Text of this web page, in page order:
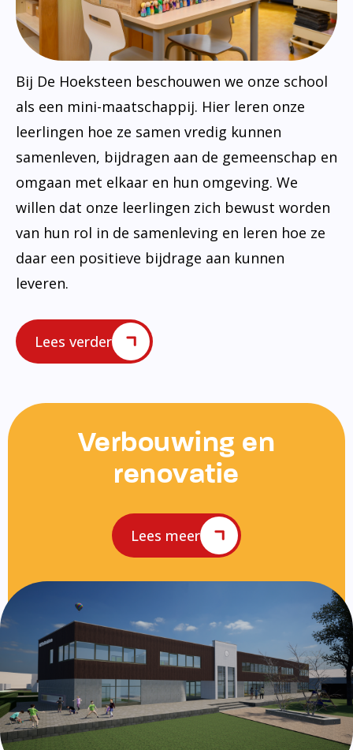
Bij De Hoeksteen beschouwen we onze school
als een mini-maatschappij. Hier leren onze
leerlingen hoe ze samen vredig kunnen
samenleven, bijdragen aan de gemeenschap en
omgaan met elkaar en hun omgeving. We
willen dat onze leerlingen zich bewust worden
van hun rol in de samenleving en leren hoe ze
daar een positieve bijdrage aan kunnen
leveren.
Lees verder
Verbouwing en
renovatie
Lees meer